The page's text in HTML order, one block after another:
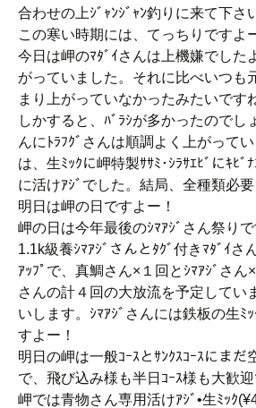
合わせの上ｼﾞｬﾝｼﾞｬﾝ釣りに来て下さ
この寒い時期には、てっちりですよ
今日は岬のﾏﾀﾞｲさんは上機嫌でした
がっていました。それに比べいつも
まり上がっていなかったみたいです
しかすると、ﾊﾞﾗｼが多かったのでし
んにﾄﾗﾌｸﾞさんは順調よく上がって
は、生ﾐｯｸに岬特製ｻｻﾐ･ｼﾗｻｴﾋﾞにｷﾋﾞ
に活けｱｼﾞでした。結局、全種類必要
明日は岬の日ですよー！
岬の日は今年最後のｼﾏｱｼﾞさん祭り
1.1k級養ｼﾏｱｼﾞさんとﾀｸﾞ付きﾏﾀﾞｲさ
ｱｯﾌﾟで、真鯛さん×１回とｼﾏｱｼﾞさん
さんの計４回の大放流を予定してい
いします。ｼﾏｱｼﾞさんには鉄板の生ﾐ
すよー！
明日の岬は一般ｺｰｽとｻﾝｸｽｺｰｽにまだ
で、飛び込み様も半日ｺｰｽ様も大歓迎
岬では青物さん専用活けｱｼﾞ•生ﾐｯｸ